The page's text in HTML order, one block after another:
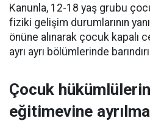
Kanunla, 12-18 yaş grubu
fiziki gelişim durumlarının
önüne alınarak çocuk kapalı
ayrı ayrı bölümlerinde
Çocuk
eğitimevine